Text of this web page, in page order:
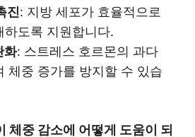
진: 지방 세포가 효율적으로
하도록 지원합니다.
화: 스트레스 호르몬의 과다
체중 증가를 방지할 수 있습
체중 감소에 어떻게 도움이 되